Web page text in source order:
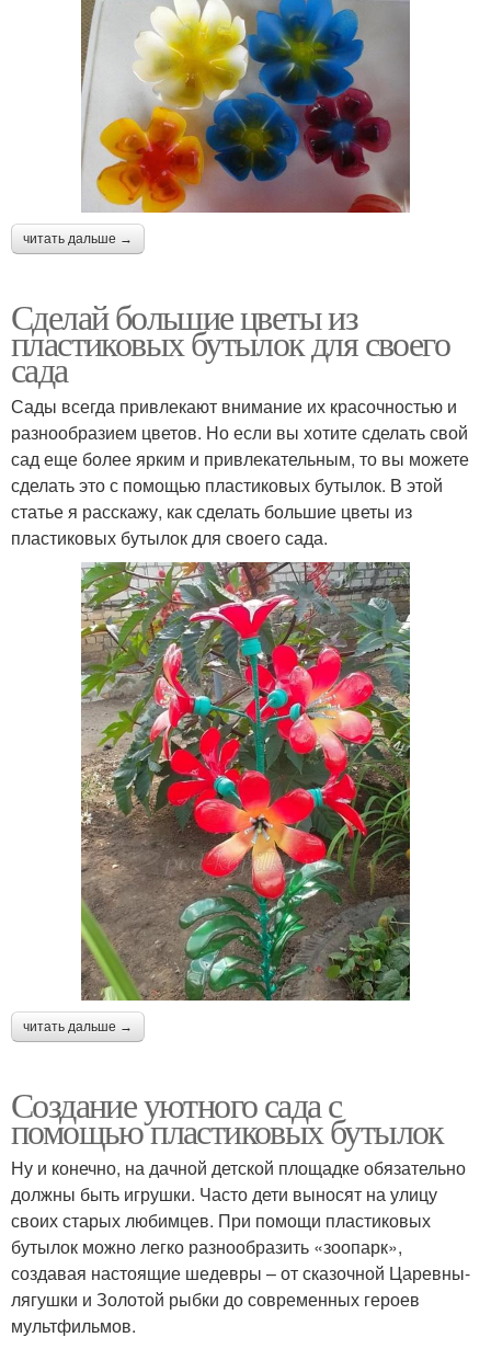
читать дальше →
Сделай большие цветы из
пластиковых бутылок для своего
сада
Сады всегда привлекают внимание их красочностью и
разнообразием цветов. Но если вы хотите сделать свой
сад еще более ярким и привлекательным, то вы можете
сделать это с помощью пластиковых бутылок. В этой
статье я расскажу, как сделать большие цветы из
пластиковых бутылок для своего сада.
читать дальше →
Создание уютного сада с
помощью пластиковых бутылок
Ну и конечно, на дачной детской площадке обязательно
должны быть игрушки. Часто дети выносят на улицу
своих старых любимцев. При помощи пластиковых
бутылок можно легко разнообразить «зоопарк»,
создавая настоящие шедевры – от сказочной Царевны-
лягушки и Золотой рыбки до современных героев
мультфильмов.